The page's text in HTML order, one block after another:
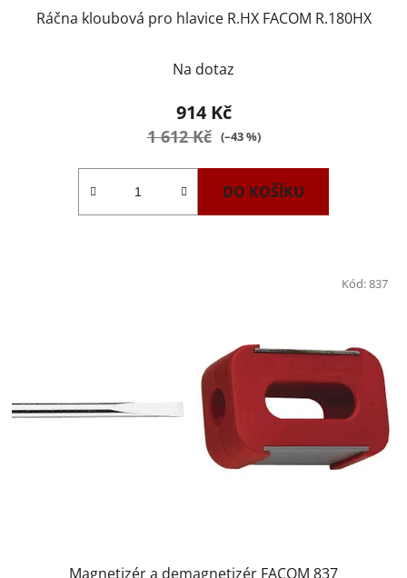
Ráčna kloubová pro hlavice R.HX FACOM R.180HX
Na dotaz
914 Kč
1 612 Kč (–43 %)
DO KOŠÍKU
Magnetizér a demagnetizér FACOM 837
Kód:837